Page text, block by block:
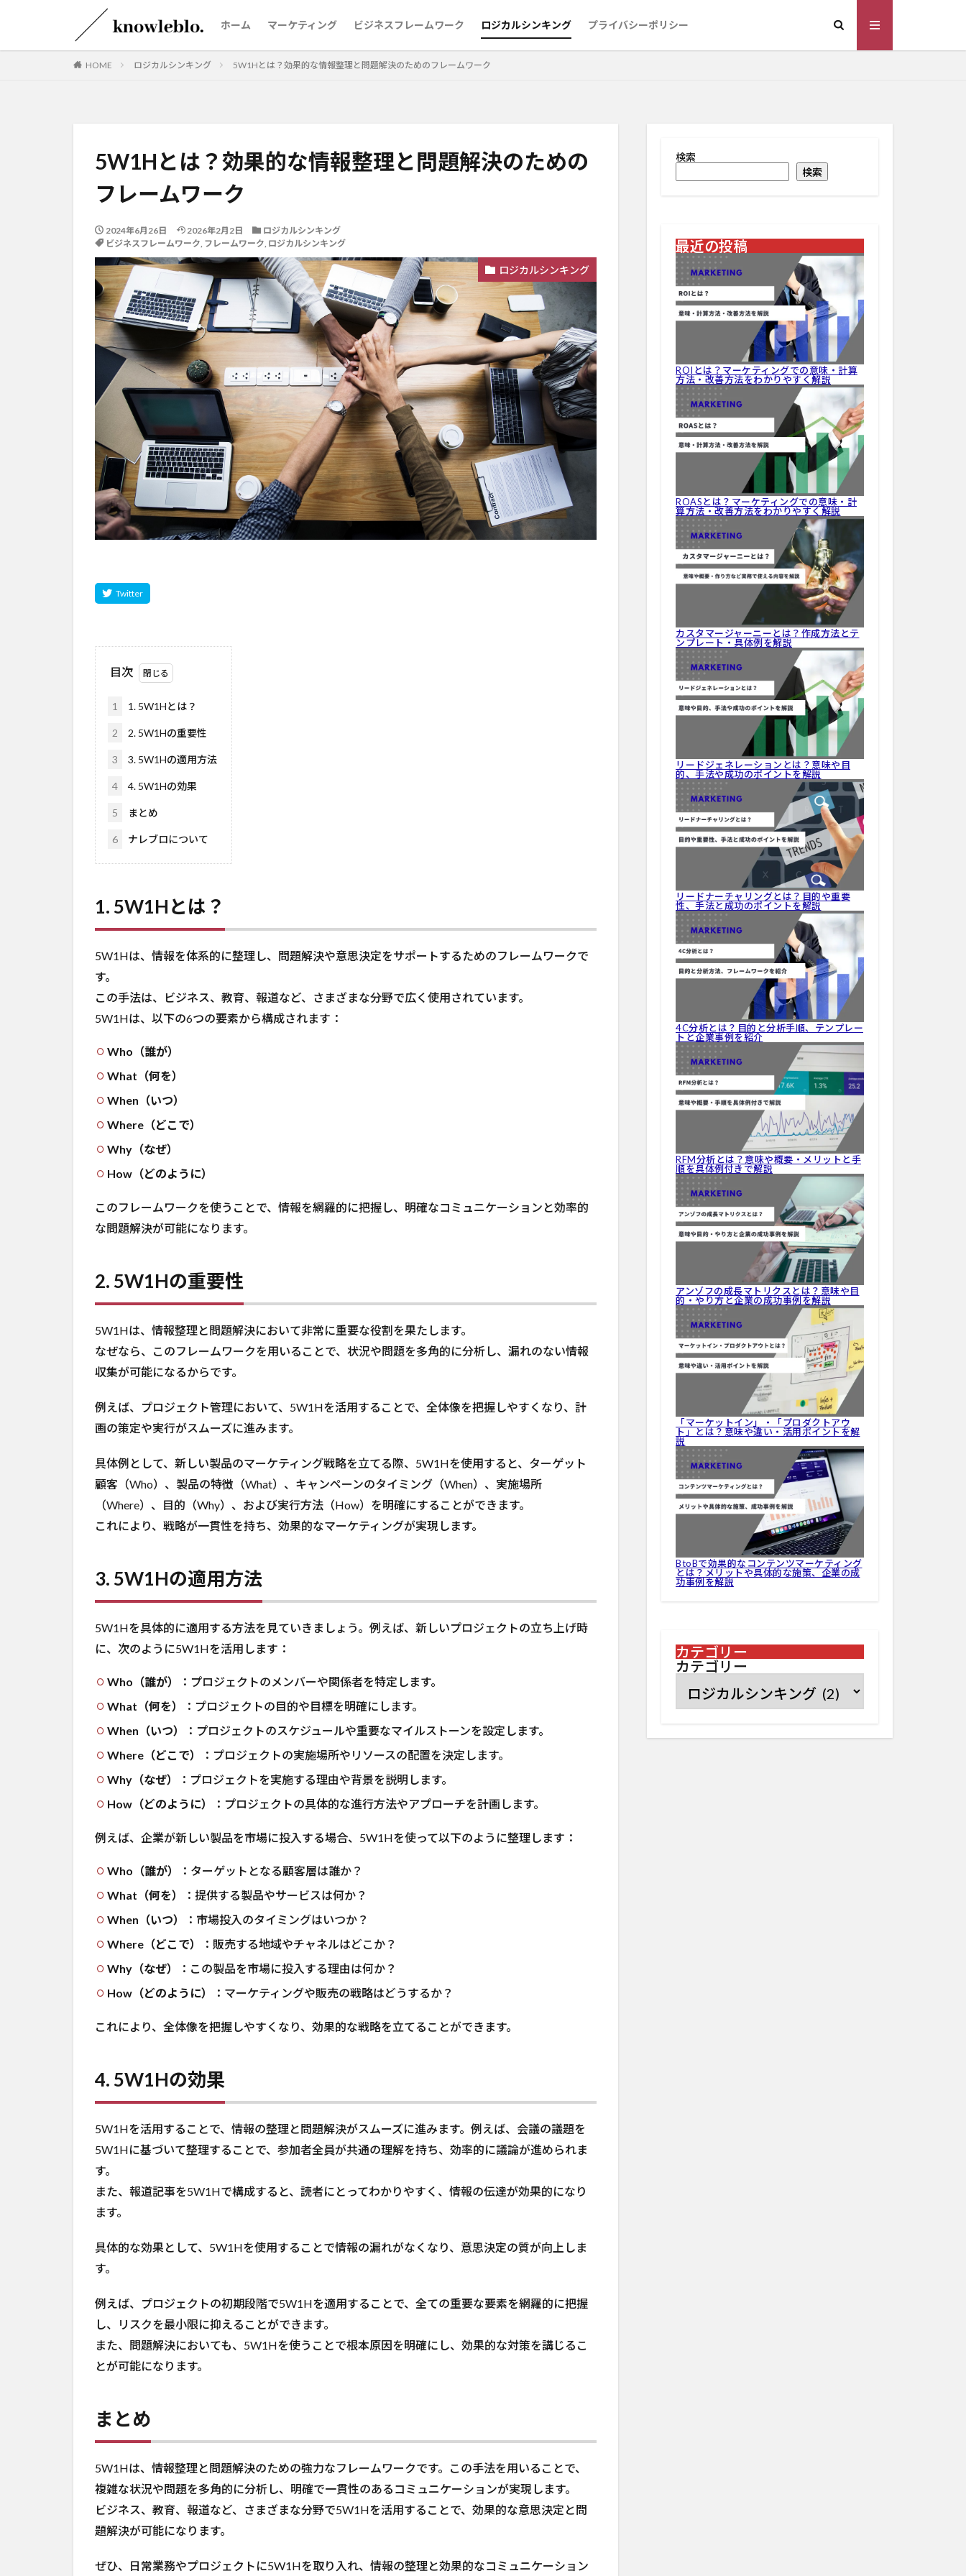
ホーム マーケティング ビジネスフレームワーク ロジカルシンキング プライバシーポリシー
HOME ロジカルシンキング 5W1Hとは？効果的な情報整理と問題解決のためのフレームワーク
5W1Hとは？効果的な情報整理と問題解決のための
フレームワーク
2024年6月26日 2026年2月2日
ロジカルシンキング
ビジネスフレームワーク, フレームワーク, ロジカルシンキング
ロジカルシンキング
目次
1 1. 5W1Hとは？
2 2. 5W1Hの重要性
3 3. 5W1Hの適用方法
4 4. 5W1Hの効果
5 まとめ
6 ナレブロについて
1. 5W1Hとは？
5W1Hは、情報を体系的に整理し、問題解決や意思決定をサポートするためのフレームワークで
す。
この手法は、ビジネス、教育、報道など、さまざまな分野で広く使用されています。
5W1Hは、以下の6つの要素から構成されます：
Who（誰が）
What（何を）
When（いつ）
Where（どこで）
Why（なぜ）
How（どのように）
このフレームワークを使うことで、情報を網羅的に把握し、明確なコミュニケーションと効率的
な問題解決が可能になります。
2. 5W1Hの重要性
5W1Hは、情報整理と問題解決において非常に重要な役割を果たします。
なぜなら、このフレームワークを用いることで、状況や問題を多角的に分析し、漏れのない情報
収集が可能になるからです。
例えば、プロジェクト管理において、5W1Hを活用することで、全体像を把握しやすくなり、計
画の策定や実行がスムーズに進みます。
具体例として、新しい製品のマーケティング戦略を立てる際、5W1Hを使用すると、ターゲット
顧客（Who）、製品の特徴（What）、キャンペーンのタイミング（When）、実施場所
（Where）、目的（Why）、および実行方法（How）を明確にすることができます。
これにより、戦略が一貫性を持ち、効果的なマーケティングが実現します。
3. 5W1Hの適用方法
5W1Hを具体的に適用する方法を見ていきましょう。例えば、新しいプロジェクトの立ち上げ時
に、次のように5W1Hを活用します：
Who（誰が）
：プロジェクトのメンバーや関係者を特定します。
What（何を）
：プロジェクトの目的や目標を明確にします。
When（いつ）
：プロジェクトのスケジュールや重要なマイルストーンを設定します。
Where（どこで）
：プロジェクトの実施場所やリソースの配置を決定します。
Why（なぜ）
：プロジェクトを実施する理由や背景を説明します。
How（どのように）
：プロジェクトの具体的な進行方法やアプローチを計画します。
例えば、企業が新しい製品を市場に投入する場合、5W1Hを使って以下のように整理します：
Who（誰が）
：ターゲットとなる顧客層は誰か？
What（何を）
：提供する製品やサービスは何か？
When（いつ）
：市場投入のタイミングはいつか？
Where（どこで）
：販売する地域やチャネルはどこか？
Why（なぜ）
：この製品を市場に投入する理由は何か？
How（どのように）
：マーケティングや販売の戦略はどうするか？
これにより、全体像を把握しやすくなり、効果的な戦略を立てることができます。
4. 5W1Hの効果
5W1Hを活用することで、情報の整理と問題解決がスムーズに進みます。例えば、会議の議題を
5W1Hに基づいて整理することで、参加者全員が共通の理解を持ち、効率的に議論が進められま
す。
また、報道記事を5W1Hで構成すると、読者にとってわかりやすく、情報の伝達が効果的になり
ます。
具体的な効果として、5W1Hを使用することで情報の漏れがなくなり、意思決定の質が向上しま
す。
例えば、プロジェクトの初期段階で5W1Hを適用することで、全ての重要な要素を網羅的に把握
し、リスクを最小限に抑えることができます。
また、問題解決においても、5W1Hを使うことで根本原因を明確にし、効果的な対策を講じるこ
とが可能になります。
まとめ
5W1Hは、情報整理と問題解決のための強力なフレームワークです。この手法を用いることで、
複雑な状況や問題を多角的に分析し、明確で一貫性のあるコミュニケーションが実現します。
ビジネス、教育、報道など、さまざまな分野で5W1Hを活用することで、効果的な意思決定と問
題解決が可能になります。
ぜひ、日常業務やプロジェクトに5W1Hを取り入れ、情報の整理と効果的なコミュニケーション
検索
検索
最近の投稿
ROIとは？マーケティングでの意味・計算
方法・改善方法をわかりやすく解説
ROASとは？マーケティングでの意味・計
算方法・改善方法をわかりやすく解説
カスタマージャーニーとは？作成方法とテ
ンプレート・具体例を解説
リードジェネレーションとは？意味や目
的、手法や成功のポイントを解説
リードナーチャリングとは？目的や重要
性、手法と成功のポイントを解説
4C分析とは？目的と分析手順、テンプレー
トと企業事例を紹介
RFM分析とは？意味や概要・メリットと手
順を具体例付きで解説
アンゾフの成長マトリクスとは？意味や目
的・やり方と企業の成功事例を解説
「マーケットイン」・「プロダクトアウ
ト」とは？意味や違い・活用ポイントを解
説
BtoBで効果的なコンテンツマーケティング
とは？メリットや具体的な施策、企業の成
功事例を解説
カテゴリー
カテゴリー